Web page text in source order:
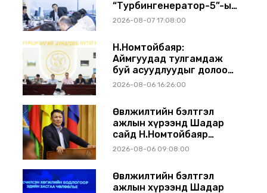
“Турбингенератор-5”-ын
шинэчлэлийн төсвийг
2026-08-07 17:08:00
Н.Номтойбаяр:
Аймгуудад тулгамдаж
буй асуудлуудыг долоо
хоног бүр Засгийн
шийдвэрлүүлнэ
2026-08-06 16:26:00
Өвөлжилтийн бэлтгэл
ажлын хүрээнд Шадар
сайд Н.Номтойбаяр
Дорноговь аймагт
2026-08-06 09:08:00
Өвөлжилтийн бэлтгэл
ажлын хүрээнд Шадар